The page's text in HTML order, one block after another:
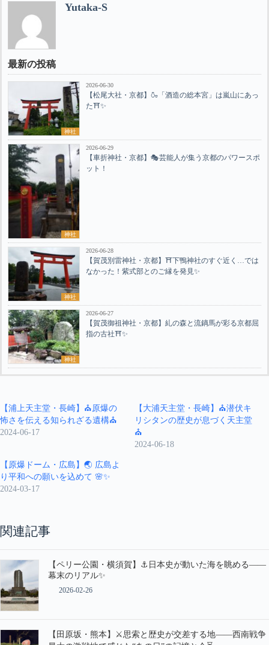
Yutaka-S
最新の投稿
神社
2026-06-30
【松尾大社・京都】🍶「酒造の総本宮」は嵐山にあっ
た⛩️✨
神社
2026-06-29
【車折神社・京都】🎭芸能人が集う京都のパワースポ
ット！
神社
2026-06-28
【賀茂別雷神社・京都】⛩️下鴨神社のすぐ近く…では
なかった！紫式部とのご縁を発見✨
神社
2026-06-27
【賀茂御祖神社・京都】糺の森と流鏑馬が彩る京都屈
指の古社⛩️✨
【浦上天主堂・長崎】⛪️原爆の
怖さを伝える知られざる遺構⛪️
2024-06-17
【大浦天主堂・長崎】⛪️潜伏キ
リシタンの歴史が息づく天主堂
⛪️
2024-06-18
【原爆ドーム・広島】🌏 広島よ
り平和への願いを込めて 🌸✨
2024-03-17
関連記事
【ペリー公園・横須賀】⚓日本史が動いた海を眺める――
幕末のリアル✨
2026-02-26
【田原坂・熊本】⚔️思索と歴史が交差する地――西南戦争